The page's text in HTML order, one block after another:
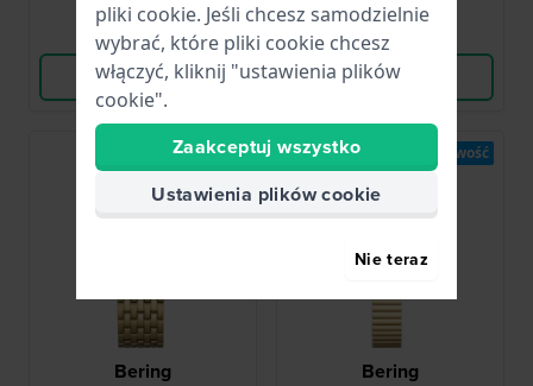
Porównaj
Wyświetl produkt
Porównaj
Wyświetl produkt
Bering
Nowość
Bering
Nowość
pliki cookie. Jeśli chcesz samodzielnie
wybrać, które pliki cookie chcesz
włączyć, kliknij "ustawienia plików
cookie".
Zaakceptuj wszystko
Ustawienia plików cookie
Nie teraz